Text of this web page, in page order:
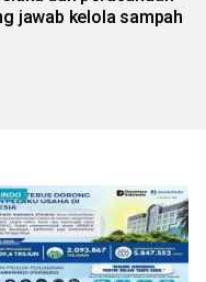
jawab kelola sampah